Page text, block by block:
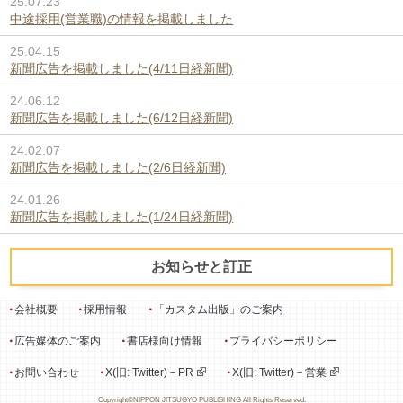
中途採用(営業職)の情報を掲載しました
25.04.15
新聞広告を掲載しました(4/11日経新聞)
24.06.12
新聞広告を掲載しました(6/12日経新聞)
24.02.07
新聞広告を掲載しました(2/6日経新聞)
24.01.26
新聞広告を掲載しました(1/24日経新聞)
お知らせと訂正
会社概要 採用情報 「カスタム出版」のご案内
広告媒体のご案内 書店様向け情報 プライバシーポリシー
お問い合わせ X(旧: Twitter)－PR X(旧: Twitter)－営業
Copyright©NIPPON JITSUGYO PUBLISHING All Rights Reserved.